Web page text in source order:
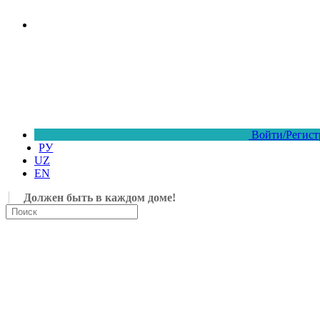
Войти/
РУ
UZ
EN
Должен быть в каждом доме!